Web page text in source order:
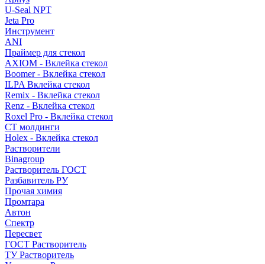
U-Seal NPT
Jeta Pro
Инструмент
ANI
Праймер для стекол
AXIOM - Вклейка стекол
Boomer - Вклейка стекол
ILPA Вклейка стекол
Remix - Вклейка стекол
Renz - Вклейка стекол
Roxel Pro - Вклейка стекол
СТ молдинги
Holex - Вклейка стекол
Растворители
Binagroup
Растворитель ГОСТ
Разбавитель РУ
Прочая химия
Промтара
Автон
Спектр
Пересвет
ГОСТ Растворитель
ТУ Растворитель